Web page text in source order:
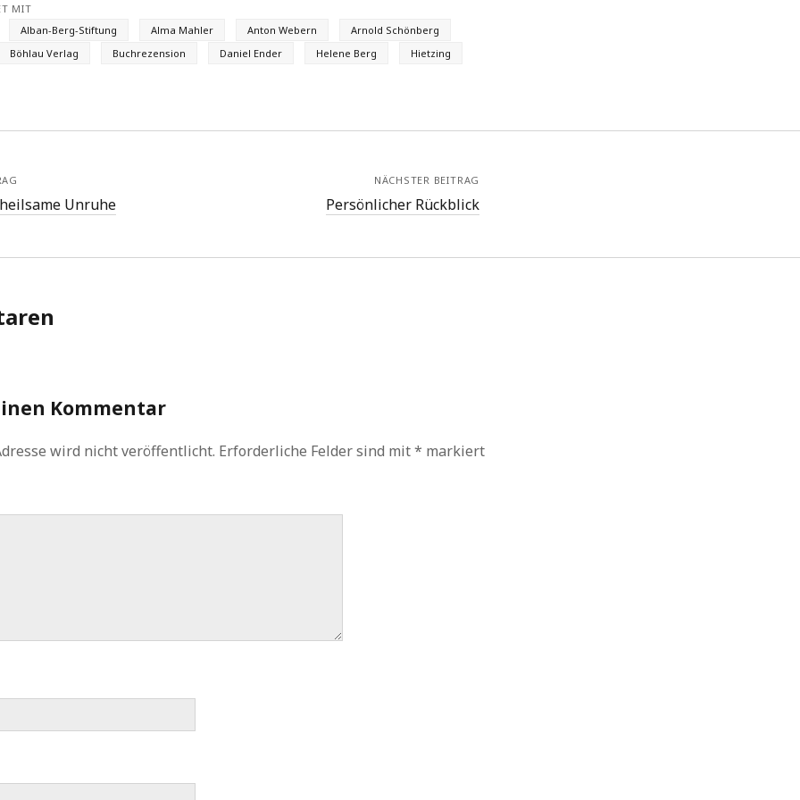
MIT
Alban-Berg-Stiftung
Alma Mahler Anton Webern
Arnold Schönberg
Böhlau Verlag
Buchrezension Daniel Ender Helene Berg Hietzing
Unruhe
NÄCHSTER BEITRAG
Persönlicher Rückblick
Kommentar
wird nicht veröffentlicht. Erforderliche Felder sind mit* markiert